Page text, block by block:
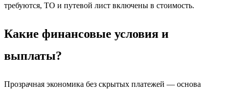
требуются, ТО и путевой лист включены в стоимость.
Какие финансовые условия и
выплаты?
Прозрачная экономика без скрытых платежей — основа